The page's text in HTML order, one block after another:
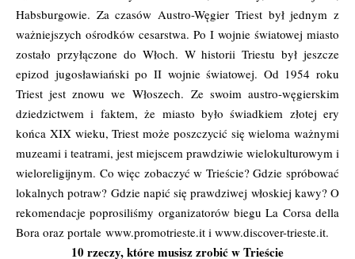
Habsburgowie. Za czasów Austro-Węgier Triest był jednym z
ważniejszych ośrodków cesarstwa. Po I wojnie światowej miasto
zostało przyłączone do Włoch. W historii Triestu był jeszcze
epizod jugosławiański po II wojnie światowej. Od 1954 roku
Triest jest znowu we Włoszech. Ze swoim austro-węgierskim
dziedzictwem i faktem, że miasto było świadkiem złotej ery
końca XIX wieku, Triest może poszczycić się wieloma ważnymi
muzeami i teatrami, jest miejscem prawdziwie wielokulturowym i
wieloreligijnym. Co więc zobaczyć w Trieście? Gdzie spróbować
lokalnych potraw? Gdzie napić się prawdziwej włoskiej kawy? O
rekomendacje poprosiliśmy organizatorów biegu La Corsa della
Bora oraz portale www.promotrieste.it i www.discover-trieste.it.
10 rzeczy, które musisz zrobić w Trieście